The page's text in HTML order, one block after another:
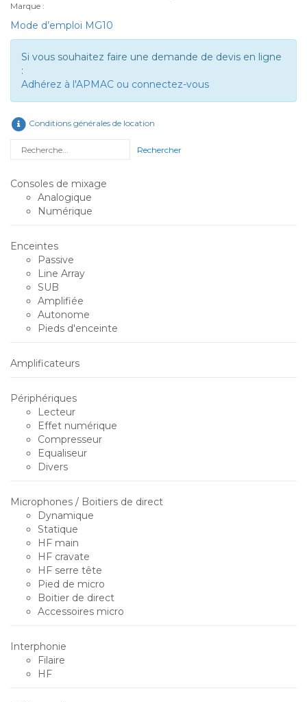
Marque :
Mode d’emploi MG10
Si vous souhaitez faire une demande de devis en ligne
:
Adhérez à l'APMAC ou connectez-vous
Conditions générales de location
Rechercher
Consoles de mixage
Analogique
Numérique
Enceintes
Passive
Line Array
SUB
Amplifiée
Autonome
Pieds d'enceinte
Amplificateurs
Périphériques
Lecteur
Effet numérique
Compresseur
Equaliseur
Divers
Microphones / Boitiers de direct
Dynamique
Statique
HF main
HF cravate
HF serre tête
Pied de micro
Boitier de direct
Accessoires micro
Interphonie
Filaire
HF